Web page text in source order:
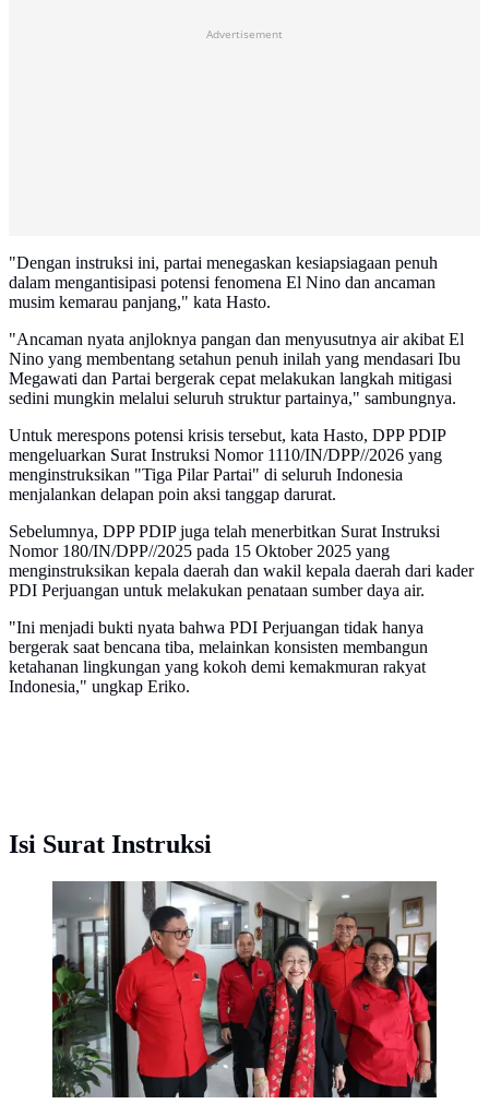
Advertisement
"Dengan instruksi ini, partai menegaskan kesiapsiagaan penuh
dalam mengantisipasi potensi fenomena El Nino dan ancaman
musim kemarau panjang," kata Hasto.
​"Ancaman nyata anjloknya pangan dan menyusutnya air akibat El
Nino yang membentang setahun penuh inilah yang mendasari Ibu
Megawati dan Partai bergerak cepat melakukan langkah mitigasi
sedini mungkin melalui seluruh struktur partainya," sambungnya.
Untuk merespons potensi krisis tersebut, kata Hasto, DPP PDIP
mengeluarkan Surat Instruksi Nomor 1110/IN/DPP//2026 yang
menginstruksikan "Tiga Pilar Partai" di seluruh Indonesia
menjalankan delapan poin aksi tanggap darurat.
Sebelumnya, DPP PDIP juga telah menerbitkan Surat Instruksi
Nomor 180/IN/DPP//2025 pada 15 Oktober 2025 yang
menginstruksikan kepala daerah dan wakil kepala daerah dari kader
PDI Perjuangan untuk melakukan penataan sumber daya air.
"Ini menjadi bukti nyata bahwa PDI Perjuangan tidak hanya
bergerak saat bencana tiba, melainkan konsisten membangun
ketahanan lingkungan yang kokoh demi kemakmuran rakyat
Indonesia," ungkap Eriko.
Isi Surat Instruksi
Ketua Umum Megawati Soekarnoputri hari ini
memimpin rapat Dewan Pimpinan Pusat (DPP) PDI
Perjuangan di Sekolah Partai, Lenteng Agung, Jakarta
Selatan, Rabu (1/7/2026). (Foto: Tim Media DPP
PDIP).